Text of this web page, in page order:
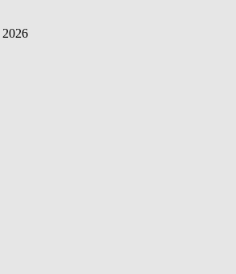
2026